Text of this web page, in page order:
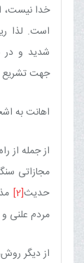
خدا نیست،
است. لذا
شدید و
جهت
اهانت به
از جمله از
مجازاتی
حدیث[2]
مردم علنی
از دیگر